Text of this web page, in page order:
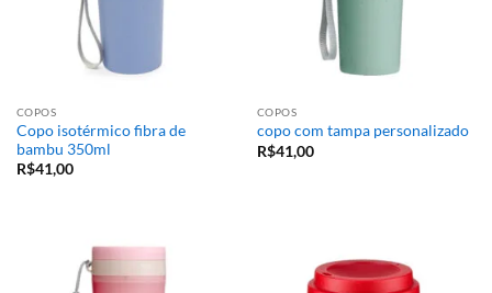
COPOS
Copo isotérmico fibra de
bambu 350ml
R$41,00
COPOS
copo com tampa personalizado
R$41,00